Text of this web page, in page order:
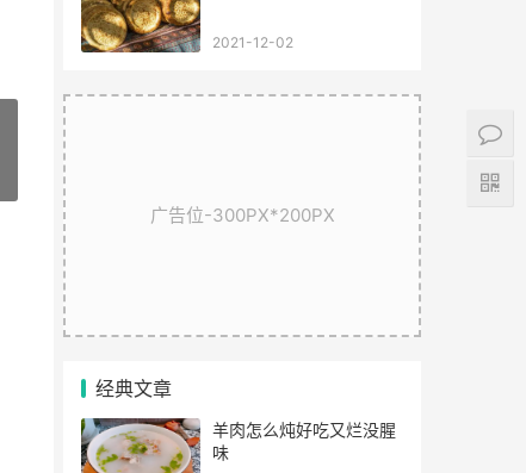
2021-12-02
广告位-300PX*200PX
经典文章
羊肉怎么炖好吃又烂没腥
味